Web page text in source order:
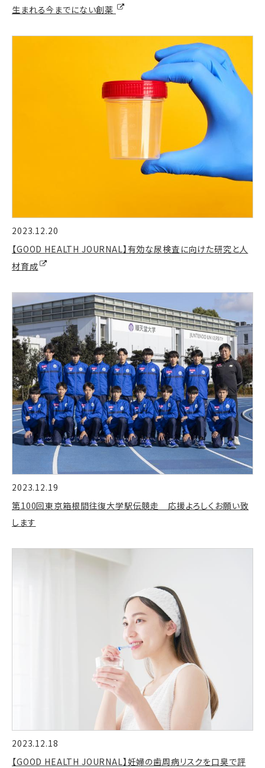
生まれる今までにない創薬
2023.12.20
【GOOD HEALTH JOURNAL】有効な尿検査に向けた研究と人
材育成
2023.12.19
第100回東京箱根間往復大学駅伝競走 応援よろしくお願い致
します
2023.12.18
【GOOD HEALTH JOURNAL】妊婦の歯周病リスクを口臭で評